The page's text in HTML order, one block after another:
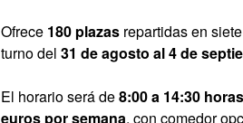
Ofrece 180 plazas repartidas en
turno del 31 de agosto al 4 de
El horario será de8:00 a 14:30 horas
euros por semana, con comedor